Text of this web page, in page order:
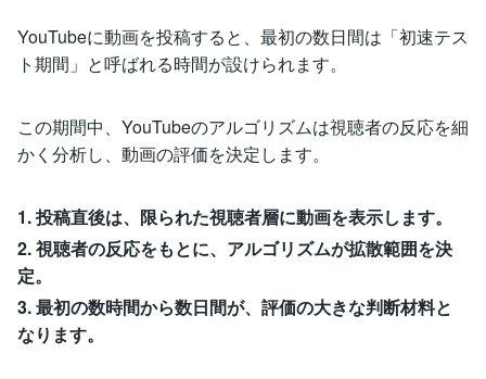
YouTubeに動画を投稿すると、最初の数日間は「初速テス
ト期間」と呼ばれる時間が設けられます。
この期間中、YouTubeのアルゴリズムは視聴者の反応を細
かく分析し、動画の評価を決定します。
1. 投稿直後は、限られた視聴者層に動画を表示します。
2. 視聴者の反応をもとに、アルゴリズムが拡散範囲を決
定。
3. 最初の数時間から数日間が、評価の大きな判断材料と
なります。